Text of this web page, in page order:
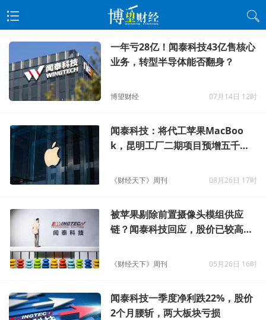
一年亏28亿！闻泰科技43亿售核心
业务，转型半导体能否翻身？
博望财经 07月14日 12时
闻泰科技：将代工苹果MacBoo
k，昆明工厂二期项目预增五千名
《财经天下》周刊 08月26日 17时
被苹果剔除前置摄像头模组供应
链？闻泰科技回应，股价已较高点
《财经天下》周刊 05月26日 16时
闻泰科技一季度净利跌22%，股价
2个月腰斩，两大板块亏损